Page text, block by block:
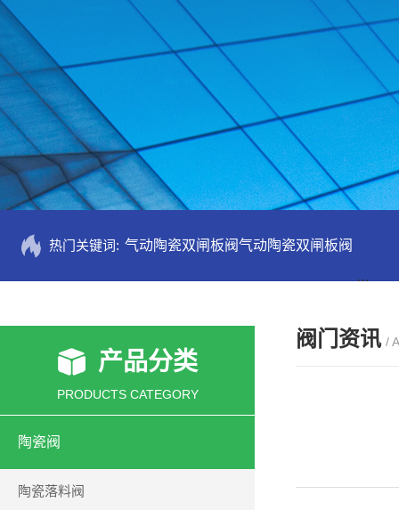
热门关键词: 气动陶瓷双闸板阀气动陶瓷双闸板阀
产品分类
PRODUCTS CATEGORY
陶瓷阀
陶瓷落料阀
阀门资讯 /